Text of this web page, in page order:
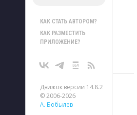
КАК СТАТЬ АВТОРОМ?
КАК РАЗМЕСТИТЬ
ПРИЛОЖЕНИЕ?
Движок версии 14.8.2
© 2006-2026
А. Бобылев